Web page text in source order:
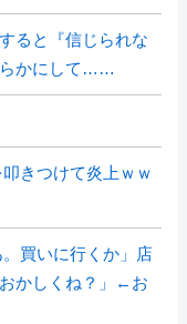
ると『信じられな
らかにして……
きつけて炎上ｗｗ
。買いに行くか」店
かしくね？」←お